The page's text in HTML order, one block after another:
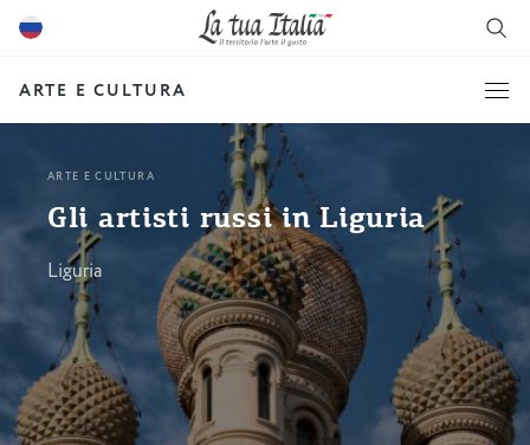
ARTE E CULTURA
ARTE E CULTURA
Gli artisti russi in Liguria
Liguria